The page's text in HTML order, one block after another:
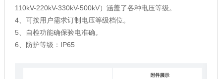
110kV-220kV-330kV-500kV）涵盖了各种电压等级。
4、可按用户需求订制电压等级档位。
5、自检功能确保验电准确。
6、防护等级：IP65